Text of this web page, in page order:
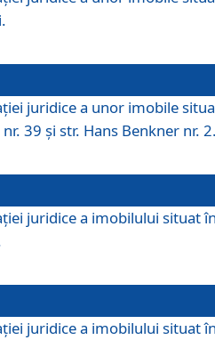
juridice a unor imobile
39 și str. Hans Benkner nr.
juridice a imobilului situat
juridice a imobilului situat